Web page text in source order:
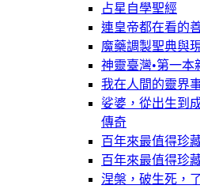
占星自學聖經
連皇帝都在看的
魔藥調製聖典與
神靈臺灣•第一本
我在人間的靈界
娑婆，從出生到
傳奇
百年來最值得珍
百年來最值得珍
涅槃，破生死，